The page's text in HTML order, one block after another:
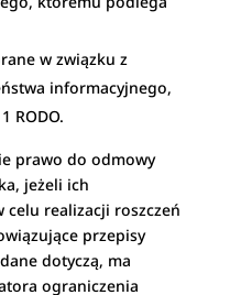
w związku z
informacyjnego,
RODO.
prawo do odmowy
jeżeli ich
celu realizacji roszczeń
przepisy
dotyczą, ma
ograniczenia